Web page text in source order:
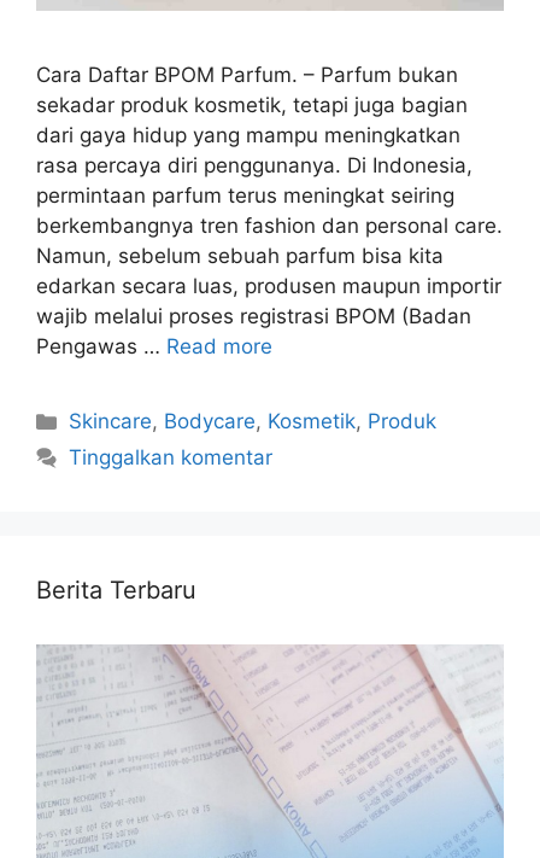
Cara Daftar BPOM Parfum. – Parfum bukan
sekadar produk kosmetik, tetapi juga bagian
dari gaya hidup yang mampu meningkatkan
rasa percaya diri penggunanya. Di Indonesia,
permintaan parfum terus meningkat seiring
berkembangnya tren fashion dan personal care.
Namun, sebelum sebuah parfum bisa kita
edarkan secara luas, produsen maupun importir
wajib melalui proses registrasi BPOM (Badan
Pengawas … Read more
Kategori
Skincare, Bodycare, Kosmetik, Produk
Tinggalkan komentar
Berita Terbaru